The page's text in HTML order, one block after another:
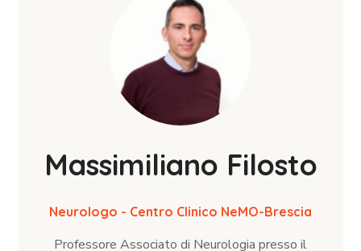
Massimiliano Filosto
Neurologo - Centro Clinico NeMO-Brescia
Professore Associato di Neurologia presso il